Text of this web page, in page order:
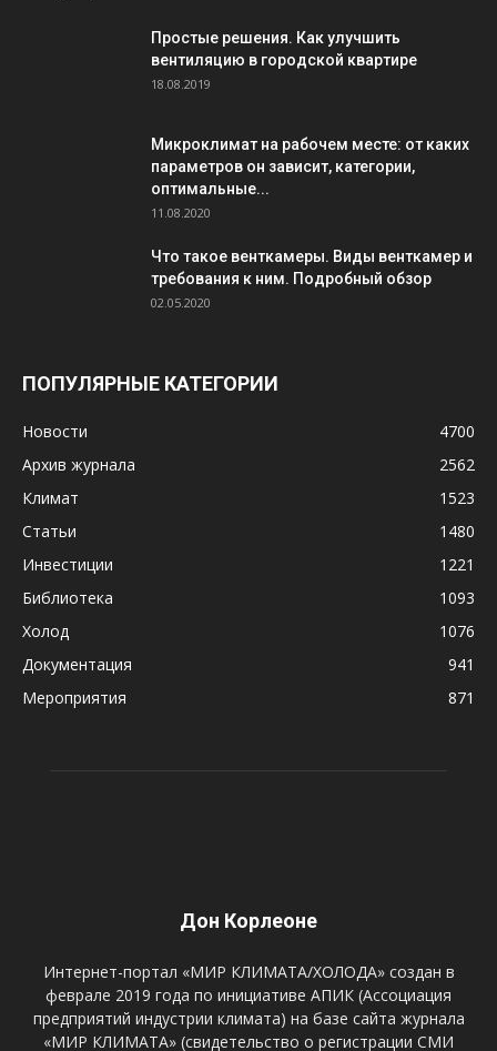
Простые решения. Как улучшить
вентиляцию в городской квартире
18.08.2019
Микроклимат на рабочем месте: от каких
параметров он зависит, категории,
оптимальные...
11.08.2020
Что такое венткамеры. Виды венткамер и
требования к ним. Подробный обзор
02.05.2020
ПОПУЛЯРНЫЕ КАТЕГОРИИ
Новости
4700
Архив журнала
2562
Климат
1523
Статьи
1480
Инвестиции
1221
Библиотека
1093
Холод
1076
Документация
941
Мероприятия
871
Дон Корлеоне
Интернет-портал «МИР КЛИМАТА/ХОЛОДА» создан в
феврале 2019 года по инициативе АПИК (Ассоциация
предприятий индустрии климата) на базе сайта журнала
«МИР КЛИМАТА» (свидетельство о регистрации СМИ